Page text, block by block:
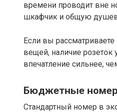
времени проводит вне
шкафчик и общую
Если вы
вещей, наличие розеток
впечатление сильнее,
Бюджетные
Стандартный номер в